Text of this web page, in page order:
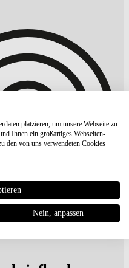
platzieren, um unsere Webseite zu
Ihnen ein großartiges Webseiten-
den von uns verwendeten Cookies
Nein, anpassen